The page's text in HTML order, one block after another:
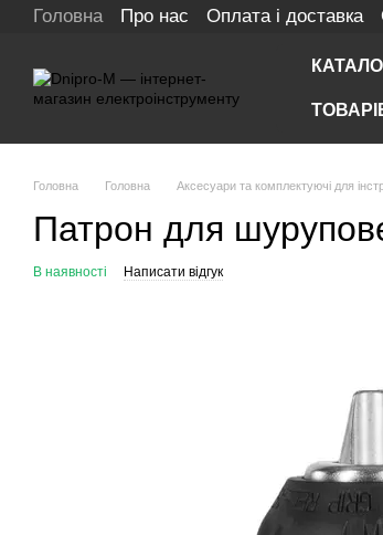
Перейти до основного контенту
Головна Про нас Оплата і доставка
Головна Головна Аксесуари та комплектуючі для
Патрон для
В наявності Написати відгук